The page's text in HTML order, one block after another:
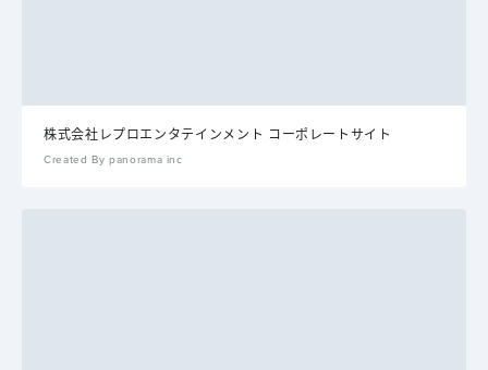
株式会社レプロエンタテインメント コーポレートサイト
Created By panorama inc